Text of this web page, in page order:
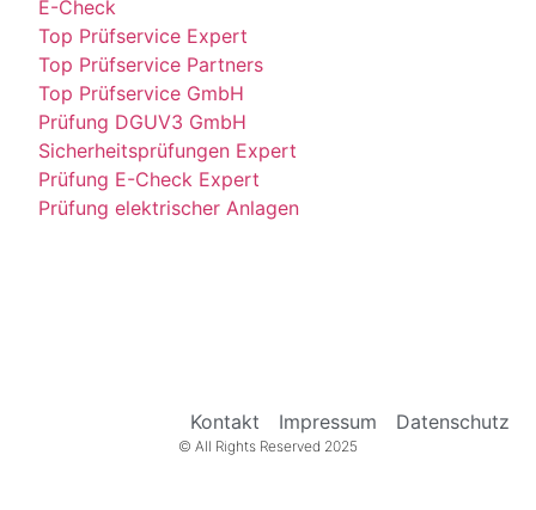
E-Check
Top Prüfservice Expert
Top Prüfservice Partners
Top Prüfservice GmbH
Prüfung DGUV3 GmbH
Sicherheitsprüfungen Expert
Prüfung E-Check Expert
Prüfung elektrischer Anlagen
Kontakt Impressum Datenschutz
© All Rights Reserved 2025